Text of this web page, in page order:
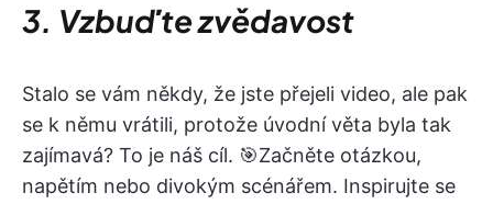
3. Vzbuďte zvědavost
Stalo se vám někdy, že jste přejeli video, ale pak
se k němu vrátili, protože úvodní věta byla tak
zajímavá? To je náš cíl. 🎯Začněte otázkou,
napětím nebo divokým scénářem. Inspirujte se